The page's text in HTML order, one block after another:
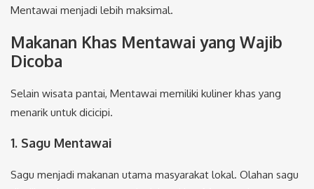
Mentawai menjadi lebih maksimal.
Makanan Khas Mentawai yang Wajib
Dicoba
Selain wisata pantai, Mentawai memiliki kuliner khas yang
menarik untuk dicicipi.
1. Sagu Mentawai
Sagu menjadi makanan utama masyarakat lokal. Olahan sagu